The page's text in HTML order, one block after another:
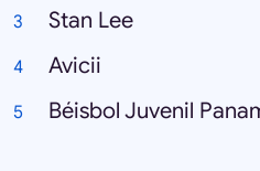
Stan Lee
Avicii
Béisbol Juvenil